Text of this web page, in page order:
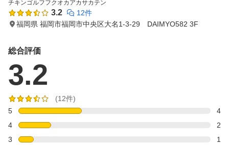
チキンゴルフフクオカアカサカテン
3.2
12件
福岡県 福岡市福岡市中央区大名1-3-29 DAIMYO582 3F
総合評価
3.2
(12件)
5
4
4
2
3
1